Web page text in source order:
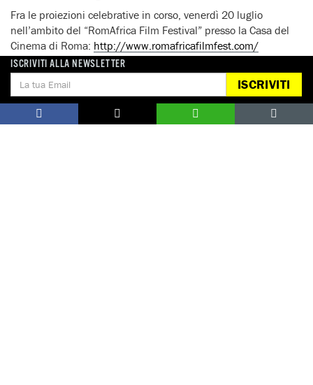
Fra le proiezioni celebrative in corso, venerdì 20 luglio
nell’ambito del “RomAfrica Film Festival” presso la Casa del
Cinema di Roma: http://www.romafricafilmfest.com/
FINE DEL COMUNICATO
Roma, 18 luglio 2018
Per interviste:
ISCRIVITI ALLA NEWSLETTER
ISCRIVITI